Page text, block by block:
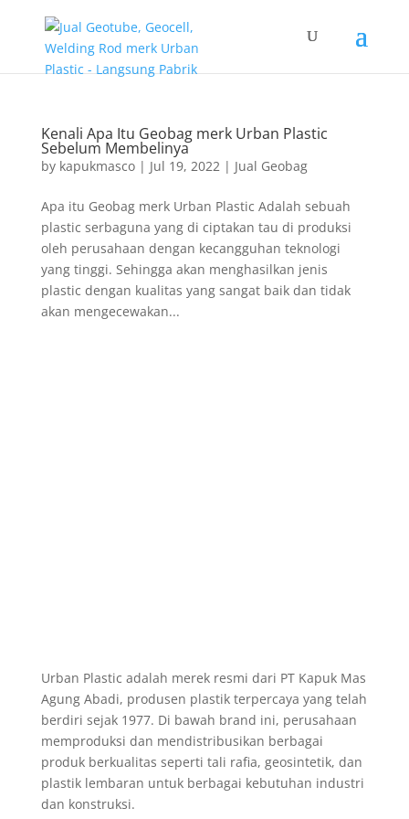
Kenali Apa Itu Geobag merk Urban Plastic
Sebelum Membelinya
by kapukmasco| Jul 19, 2022| Jual Geobag
Apa itu Geobag merk Urban Plastic Adalah sebuah
plastic serbaguna yang di ciptakan tau di produksi
oleh perusahaan dengan kecangguhan teknologi
yang tinggi. Sehingga akan menghasilkan jenis
plastic dengan kualitas yang sangat baik dan tidak
akan mengecewakan...
Urban Plastic adalah merek resmi dari PT Kapuk Mas
Agung Abadi, produsen plastik terpercaya yang telah
berdiri sejak 1977. Di bawah brand ini, perusahaan
memproduksi dan mendistribusikan berbagai
produk berkualitas seperti tali rafia, geosintetik, dan
plastik lembaran untuk berbagai kebutuhan industri
dan konstruksi.